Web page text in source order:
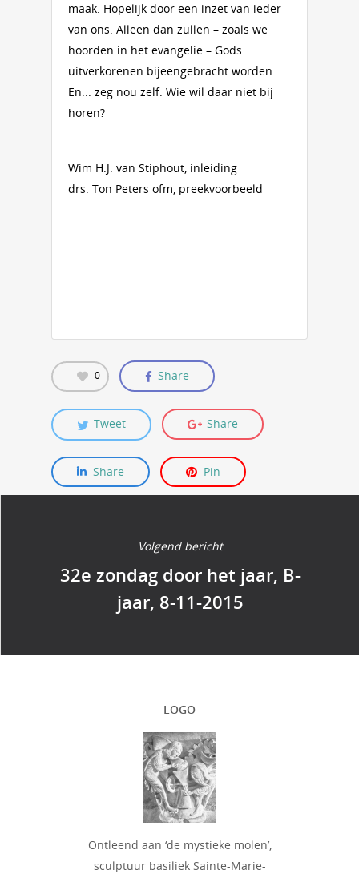
maak. Hopelijk door een inzet van ieder
van ons. Alleen dan zullen – zoals we
hoorden in het evangelie – Gods
uitverkorenen bijeengebracht worden.
En... zeg nou zelf: Wie wil daar niet bij
horen?
Wim H.J. van Stiphout, inleiding
drs. Ton Peters ofm, preekvoorbeeld
0 Share
Tweet Share
Share Pin
Volgend bericht
32e zondag door het jaar, B-
jaar, 8-11-2015
LOGO
Ontleend aan ‘de mystieke molen’,
sculptuur basiliek Sainte-Marie-